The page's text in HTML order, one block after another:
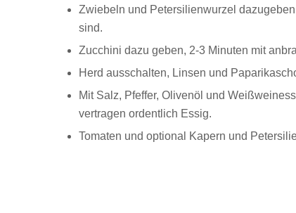
Zwiebeln und Petersilienwurzel
sind.
Zucchini dazu geben, 2-3 Minuten mit
Herd ausschalten, Linsen und
Mit Salz, Pfeffer, Olivenöl und
vertragen ordentlich Essig.
Tomaten und optional Kapern und